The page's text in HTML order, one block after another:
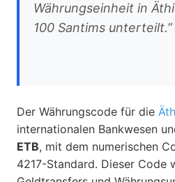
Währungseinheit in
100 Santims unterteilt.”
Der Währungscode für die
internationalen Bankwesen
ETB, mit dem numerischen
4217-Standard. Dieser Code